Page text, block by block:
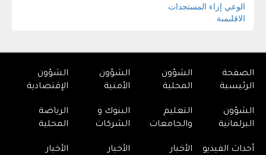
الصفحة
الرئيسية
الشؤون
المحلية
الشؤون
الأمنية
الشؤون
الإقتصادية
الشؤون
البرلمانية
التعليم
والجامعات
البنوك و
الشركات
الرياضة
المحلية
أحداث الفيديو
الأخبار
الأخبار
الأخبار